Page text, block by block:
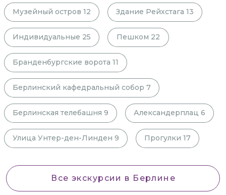
Музейный остров 12 Здание Рейхстага 13
Индивидуальные 25 Пешком 22
Бранденбургские ворота 11
Берлинский кафедральный собор 7
Берлинская телебашня 9 Александерплац 6
Улица Унтер-ден-Линден 9 Прогулки 17
Все экскурсии в Берлине